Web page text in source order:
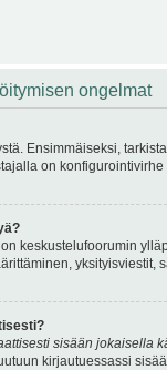
ongelmat
Ensimmäiseksi,
on
keskustelufoorumin
sisään jokaisella
kirjautuessassi